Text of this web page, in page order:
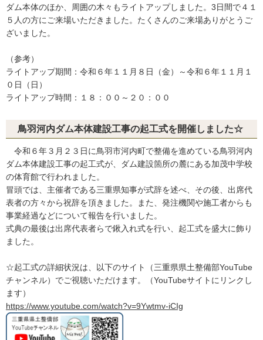
ダム本体のほか、周囲の木々もライトアップしました。3日間で４１
５人の方にご来場いただきました。たくさんのご来場ありがとうご
ざいました。
（参考）
ライトアップ期間：令和６年１１月８日（金）～令和６年１１月１
０日（日）
ライトアップ時間：１８：００～２０：００
鳥羽河内ダム本体建設工事の起工式を開催しました☆
令和６年３月２３日に鳥羽市河内町で整備を進めている鳥羽河内
ダム本体建設工事の起工式が、ダム建設箇所の麓にある加茂中学校
の体育館で行われました。
冒頭では、主催者である三重県知事が式辞を述べ、その後、出席代
表者の方々から祝辞を頂きました。また、発注機関や施工者からも
事業経過などについて報告を行いました。
式典の最後は出席代表者らで鍬入れ式を行い、起工式を盛大に飾り
ました。
☆起工式の詳細状況は、以下のサイト（三重県県土整備部YouTube
チャンネル）でご視聴いただけます。（YouTubeサイトにリンクし
ます）
https://www.youtube.com/watch?v=9Ywtmv-iCIg